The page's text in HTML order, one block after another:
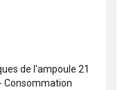
de l'ampoule 21
Consommation